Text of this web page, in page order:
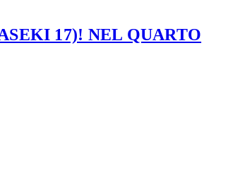
17)! NEL QUARTO